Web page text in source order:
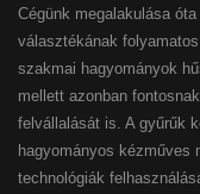
Cégünk megalakulása
választékának
szakmai hagyományok
mellett azonban
felvállalását is. A gyűrűk
hagyományos kézműves
technológiák